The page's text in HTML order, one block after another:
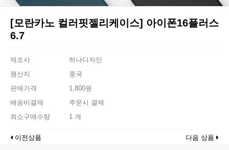
[모란카노 컬러핏젤리케이스] 아이폰16플러스
6.7
제조사
하나디자인
원산지
중국
판매가격
1,800원
배송비결제
주문시 결제
최소구매수량
1 개
이전상품 다음 상품